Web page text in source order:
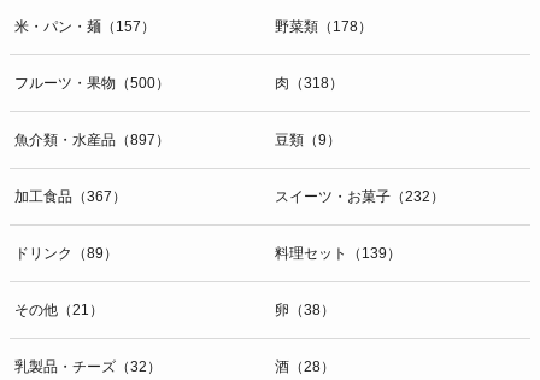
米・パン・麺（157） 野菜類（178）
フルーツ・果物（500） 肉（318）
魚介類・水産品（897） 豆類（9）
加工食品（367） スイーツ・お菓子（232）
ドリンク（89） 料理セット（139）
その他（21） 卵（38）
乳製品・チーズ（32） 酒（28）